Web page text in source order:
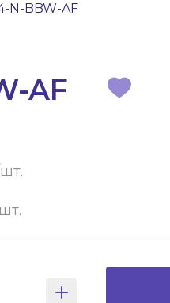
N-BBW-AF
AF
шт.